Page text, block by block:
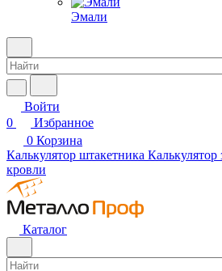
Эмали
Войти
0
Избранное
0 Корзина
Калькулятор штакетника Калькулятор
кровли
Каталог